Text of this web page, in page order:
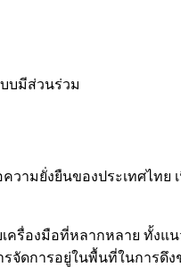
บมีส่วนร่วม
ามยั่งยืนของประเทศไท
ครื่องมือที่หลากหลาย ทั้ง
จัดการอยู่ในพื้นที่ในการ